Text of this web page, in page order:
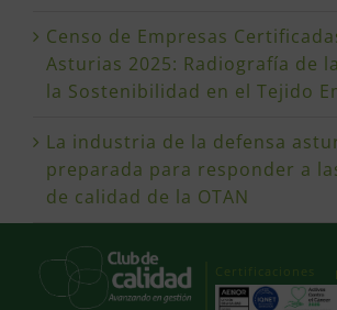
Censo de Empresas
Asturias 2025: Radiografía de
la Sostenibilidad en el Tejido
La industria de la defensa
preparada para responder a
de calidad de la OTAN
Certificaciones